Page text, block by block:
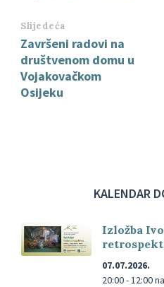
Slijedeća
Završeni radovi na
društvenom domu u
Vojakovačkom
Osijeku
KALENDAR
Izložba
07.07.2026.
20:00 - 12:00